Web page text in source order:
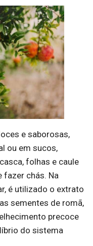
e saborosas,
ou em sucos,
folhas e caule
fazer chás. Na
é utilizado o extrato
sementes de romã,
precoce
do sistema